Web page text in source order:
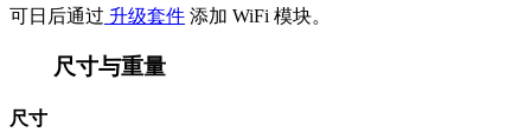
可日后通过 升级套件 添加 WiFi 模块。
尺寸与重量
尺寸